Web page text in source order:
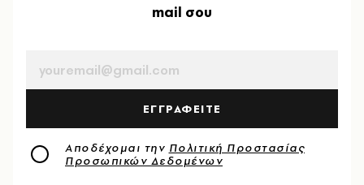
mail σου
ΕΓΓΡΑΦΕΙΤΕ
Αποδέχομαι την Πολιτική Προστασίας
Προσωπικών Δεδομένων